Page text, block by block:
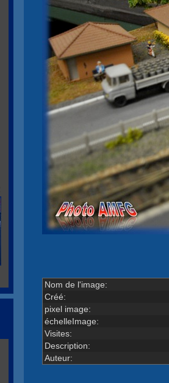
Nom de l'image:
Créé:
pixel image:
échelleImage:
Visites:
Description:
Auteur: